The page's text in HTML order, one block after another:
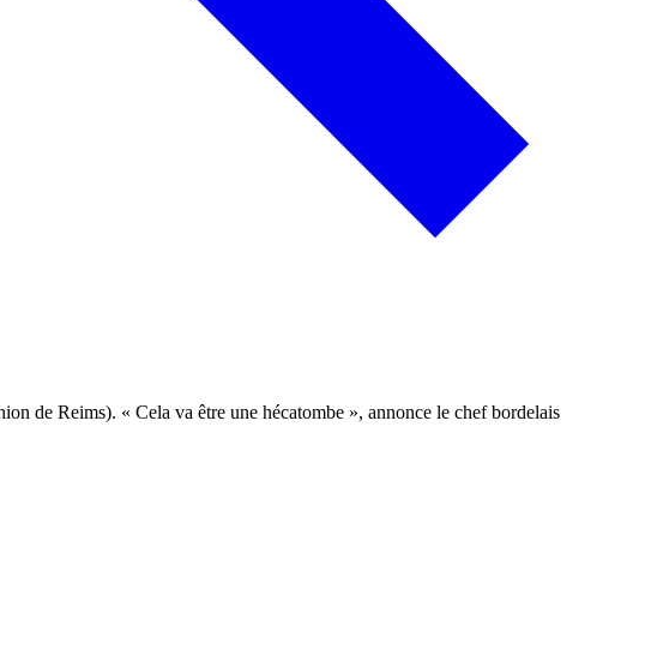
de Reims). « Cela va être une hécatombe », annonce le chef bordelais